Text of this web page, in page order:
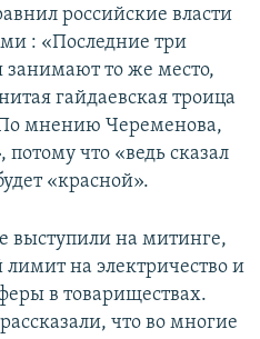
российские власти
: «Последние три
занимают то же место,
гайдаевская троица
мнению Череменова,
потому что «ведь сказал
«красной».
выступили на митинге,
на электричество и
в товариществах.
что во многие